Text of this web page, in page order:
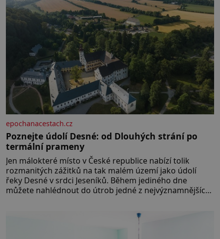
epochanacestach.cz
Poznejte údolí Desné: od Dlouhých strání po
termální prameny
Jen málokteré místo v České republice nabízí tolik
rozmanitých zážitků na tak malém území jako údolí
řeky Desné v srdci Jeseníků. Během jediného dne
můžete nahlédnout do útrob jedné z nejvýznamnějších
poznáváním památek ve Velkých Losinách nebo v